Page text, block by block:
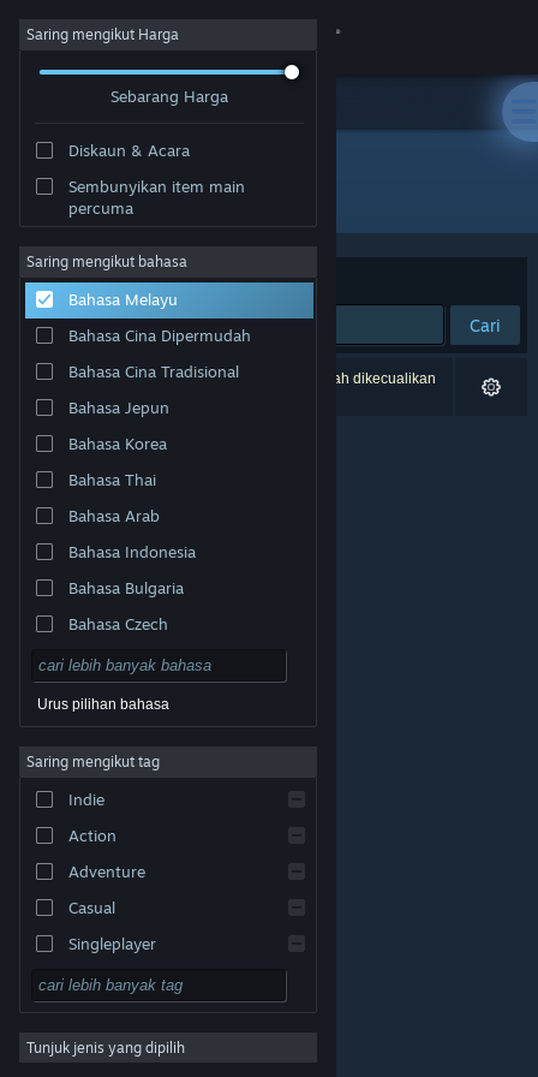
Sign in
Tentang
Sokongan
Ubah bahasa
Dapatkan Steam Mobile App
Lihat laman web desktop
© Valve Corporation. Hak cipta terpelihara. Semua
tanda dagangan ialah hak milik pemilik masing-masing
di AS dan negara-negara lain.Dasar Privasi|
Steam | Bayaran balik | Kuki
Saring mengikut Harga
Sebarang Harga
Diskaun & Acara
Sembunyikan item main
percuma
Saring mengikut bahasa
Bahasa Melayu
Bahasa Cina Dipermudah
Bahasa Cina Tradisional
Bahasa Jepun
Bahasa Korea
Bahasa Thai
Bahasa Arab
Bahasa Indonesia
Bahasa Bulgaria
Bahasa Czech
Bahasa Denmark
Bahasa Jerman
Bahasa Inggeris
Bahasa Sepanyol – Sepanyol
Bahasa Sepanyol – Amerika
Urus pilihan bahasa
Saring mengikut tag
Indie
Action
Adventure
Casual
Singleplayer
Simulation
RPG
Strategy
Tunjuk jenis yang dipilih
Pembangun: Ironworks Games
Susun mengikut Perkaitan
Cari
0 hasil sepadan dengan carian anda. 2 tajuk telah dikecualikan
berdasarkan pilihan anda.